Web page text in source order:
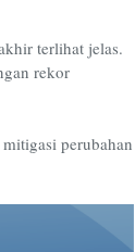
terlihat jelas.
rekor
perubahan